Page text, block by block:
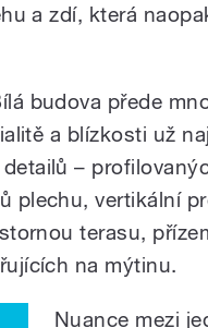
a zdí, která
budova přede
a blízkosti už
–
plechu, vertikální
terasu,
na mýtinu.
Nuance mezi